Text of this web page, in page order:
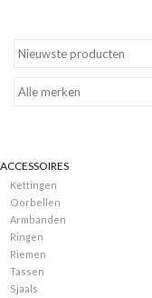
Cadeaubonnen
ACCESSOIRES
Kettingen
Oorbellen
Armbanden
Ringen
Riemen
Tassen
Sjaals